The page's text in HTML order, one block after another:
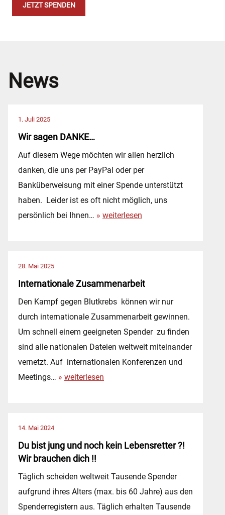
JETZT SPENDEN
News
Wir sagen DANKE…
1. Juli 2025
Auf diesem Wege möchten wir allen herzlich
danken, die uns per PayPal oder per
Banküberweisung mit einer Spende unterstützt
haben. Leider ist es oft nicht möglich, uns
persönlich bei Ihnen…
W
g
e
n
D
A
N
K
weiterlesen
Internationale Zusammenarbeit
28. Mai 2025
Den Kampf gegen Blutkrebs können wir nur
durch internationale Zusammenarbeit gewinnen.
Um schnell einem geeigneten Spender zu finden
sind alle nationalen Dateien weltweit miteinander
vernetzt. Auf internationalen Konferenzen und
Meetings…
I
n
t
i
o
weiterlesen
Du bist jung und noch kein Lebensretter ?!
Wir brauchen dich !!
14. Mai 2024
Täglich scheiden weltweit Tausende Spender
aufgrund ihres Alters (max. bis 60 Jahre) aus den
Spenderregistern aus. Täglich erhalten Tausende